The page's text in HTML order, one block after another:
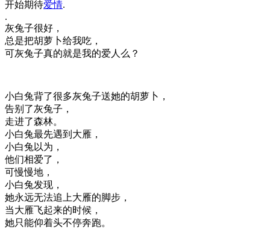
开始期待爱情.
.
灰兔子很好，
总是把胡萝卜给我吃，
可灰兔子真的就是我的爱人么？
小白兔背了很多灰兔子送她的胡萝卜，
告别了灰兔子，
走进了森林。
小白兔最先遇到大雁，
小白兔以为，
他们相爱了，
可慢慢地，
小白兔发现，
她永远无法追上大雁的脚步，
当大雁飞起来的时候，
她只能仰着头不停奔跑。